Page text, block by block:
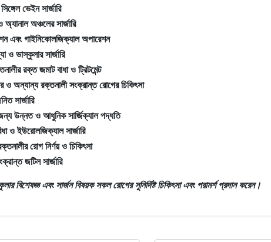
ভেইন সার্জারি
অঞ্চলের সার্জারি
এবং গাইনিকোলজিক্যাল অপারেশন
ও ভাস্কুলার সার্জারি
রক্ত জমাট বাধা ও ট্রিটমেন্ট
ও অন্যান্য রক্তনালী সংক্রান্ত রোগের চিকিৎসা
সার্জারি
উন্নত ও আধুনিক সার্জিক্যাল পদ্ধতি
ও ইউরোলজিক্যাল সার্জারি
রোগ নির্ণয় ও চিকিৎসা
জটিল সার্জারি
বিশেষজ্ঞ এবং সার্জনবিষয়ক সকল রোগের সুনির্দিষ্ট চিকিৎসা এবং পরামর্শ প্রদান করেন।